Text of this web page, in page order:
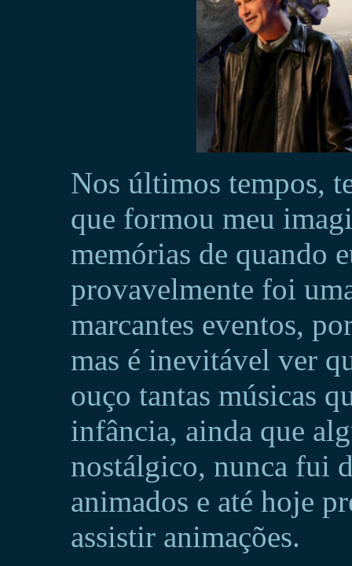
Nos últimos tempos,
que formou meu
memórias de quando
provavelmente foi
marcantes eventos,
mas é inevitável ver
ouço tantas músicas
infância, ainda que
nostálgico, nunca fui
animados e até hoje
assistir animações.